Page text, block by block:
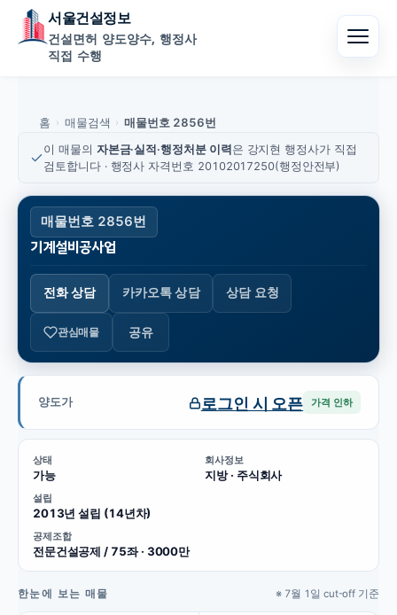
서울건설정보
건설면허 양도양수, 행정사
직접 수행
홈 › 매물검색 › 매물번호 2856번
이 매물의 자본금·실적·행정처분 이력 은 강지현 행정사가 직접
검토합니다 · 행정사 자격번호 20102017250(행정안전부)
매물번호 2856번
기계설비공사업
전화 상담 카카오톡 상담 상담 요청
관심매물 공유
양도가 로그인 시 오픈 가격 인하
상태
가능
회사정보
지방 · 주식회사
설립
2013년 설립 (14년차)
공제조합
전문건설공제 / 75좌 · 3000만
한눈에 보는 매물 ※ 7월 1일 cut-off 기준